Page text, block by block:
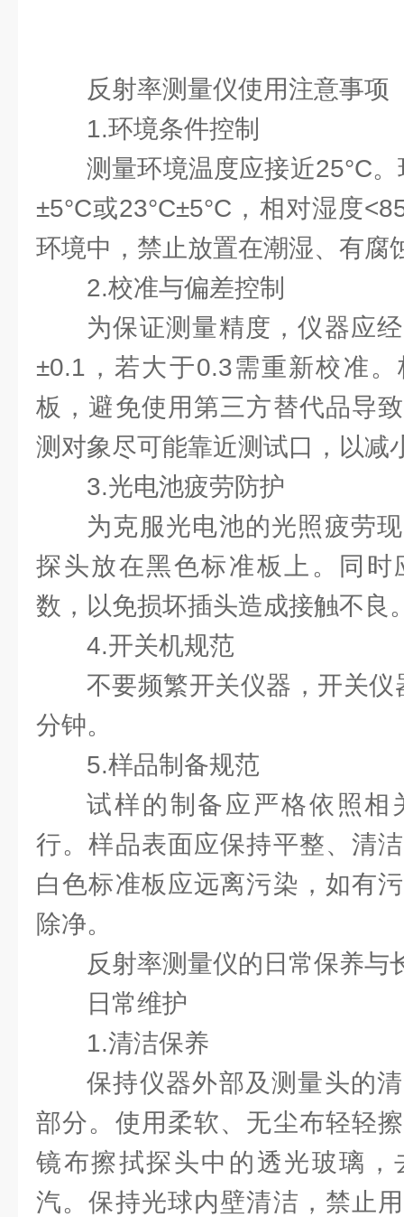
反射率测量仪使用注意事项
1.环境条件控制
测量环境温度应接近25°C
±5°C或23°C±5°C，相对湿度
环境中，禁止放置在潮湿、有
2.校准与偏差控制
为保证测量精度，仪器应
±0.1，若大于0.3需重新校准
板，避免使用第三方替代品导
测对象尽可能靠近测试口，以
3.光电池疲劳防护
为克服光电池的光照疲劳
探头放在黑色标准板上。同时
数，以免损坏插头造成接触不
4.开关机规范
不要频繁开关仪器，开关
分钟。
5.样品制备规范
试样的制备应严格依照相
行。样品表面应保持平整、清
白色标准板应远离污染，如有
除净。
反射率测量仪的日常保养
日常维护
1.清洁保养
保持仪器外部及测量头的
部分。使用柔软、无尘布轻轻
镜布擦拭探头中的透光玻璃，
汽。保持光球内壁清洁，禁止